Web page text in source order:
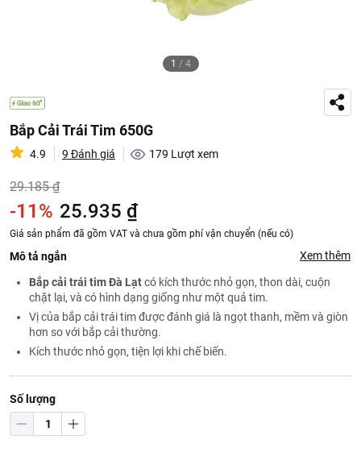
1 / 4
Bắp Cải Trái Tim 650G
4.9 9 Đánh giá 179 Lượt xem
29.185 ₫
-11% 25.935 ₫
Giá sản phẩm đã gồm VAT và chưa gồm phí vận chuyển (nếu có)
Mô tả ngắn Xem thêm
Bắp cải trái tim Đà Lạtcó kích thước nhỏ gọn, thon dài, cuộn
chặt lại, và có hình dạng giống như một quả tim.
Vị của bắp cải trái tim được đánh giá là ngọt thanh, mềm và giòn
hơn so với bắp cải thường.
Kích thước nhỏ gọn, tiện lợi khi chế biến.
Số lượng